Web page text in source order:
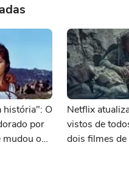
história": O
por
mudou o
Netflix
vistos de
dois filmes